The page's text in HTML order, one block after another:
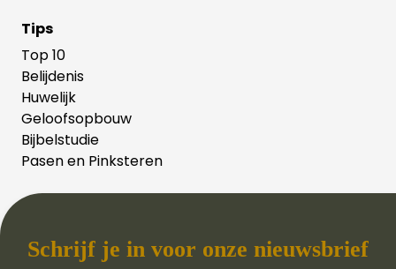
Tips
Top 10
Belijdenis
Huwelijk
Geloofsopbouw
Bijbelstudie
Pasen en Pinksteren
Schrijf je in voor onze nieuwsbrief